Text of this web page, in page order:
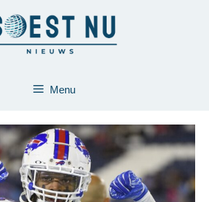
Menu